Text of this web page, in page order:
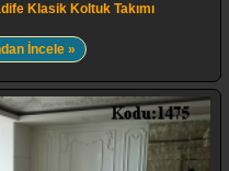
Klasik Koltuk Takımı
İncele »